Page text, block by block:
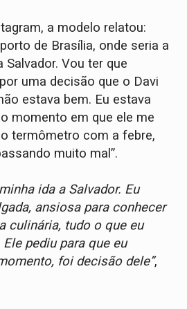
a modelo relatou:
de Brasília, onde seria a
Salvador. Vou ter que
uma decisão que o Davi
estava bem. Eu estava
momento em que ele me
termômetro com a febre,
muito mal”.
ida a Salvador. Eu
ansiosa para conhecer
culinária, tudo o que eu
pediu para que eu
foi decisão dele”,